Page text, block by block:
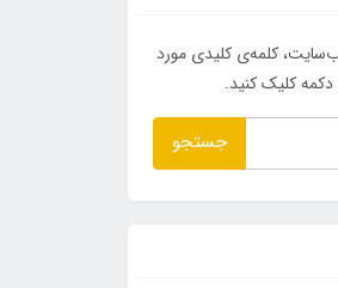
کلمه‌ی کلیدی مورد
کلیک کنید.
جستجو